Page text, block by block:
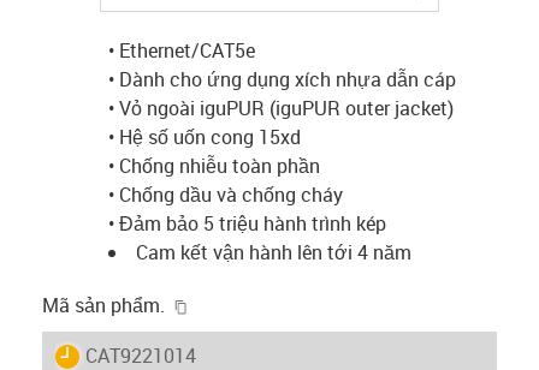
• Ethernet/CAT5e
• Dành cho ứng dụng xích nhựa dẫn cáp
• Vỏ ngoài iguPUR (iguPUR outer jacket)
• Hệ số uốn cong 15xd
• Chống nhiễu toàn phần
• Chống dầu và chống cháy
• Đảm bảo 5 triệu hành trình kép
Cam kết vận hành lên tới 4 năm
Mã sản phẩm.
igus-icon-lieferzeit
CAT9221014